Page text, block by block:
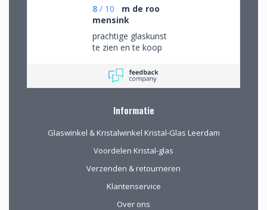
8 / 10
m de roo
mensink
prachtige glaskunst
te zien en te koop
Informatie
Glaswinkel & Kristalwinkel Kristal-Glas Leerdam
Voordelen Kristal-glas
Verzenden & retourneren
Klantenservice
Over ons